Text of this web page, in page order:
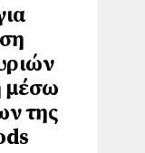
μέσω
της